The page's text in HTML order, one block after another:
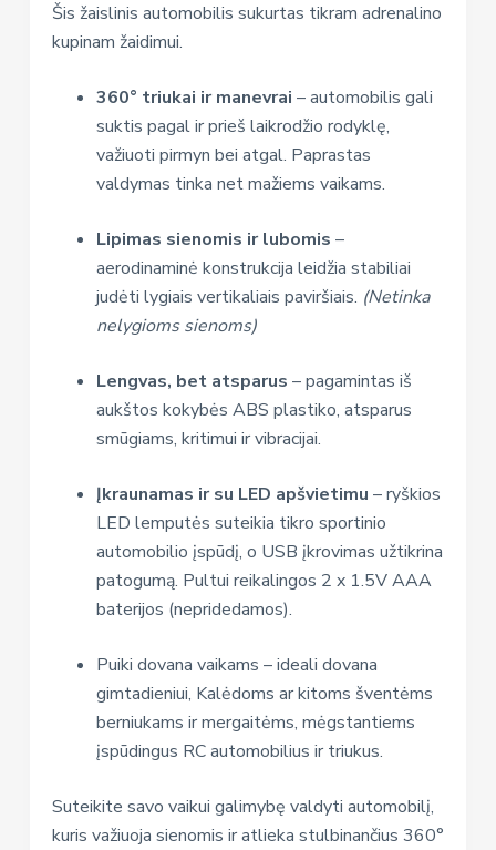
Šis žaislinis automobilis sukurtas tikram adrenalino
kupinam žaidimui.
360° triukai ir manevrai – automobilis gali
suktis pagal ir prieš laikrodžio rodyklę,
važiuoti pirmyn bei atgal. Paprastas
valdymas tinka net mažiems vaikams.
Lipimas sienomis ir lubomis –
aerodinaminė konstrukcija leidžia stabiliai
judėti lygiais vertikaliais paviršiais. (Netinka
nelygioms sienoms)
Lengvas, bet atsparus – pagamintas iš
aukštos kokybės ABS plastiko, atsparus
smūgiams, kritimui ir vibracijai.
Įkraunamas ir su LED apšvietimu – ryškios
LED lemputės suteikia tikro sportinio
automobilio įspūdį, o USB įkrovimas užtikrina
patogumą. Pultui reikalingos 2 x 1.5V AAA
baterijos (nepridedamos).
Puiki dovana vaikams – ideali dovana
gimtadieniui, Kalėdoms ar kitoms šventėms
berniukams ir mergaitėms, mėgstantiems
įspūdingus RC automobilius ir triukus.
Suteikite savo vaikui galimybę valdyti automobilį,
kuris važiuoja sienomis ir atlieka stulbinančius 360°